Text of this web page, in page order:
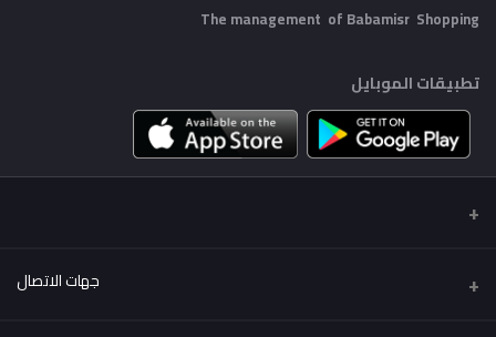
The management of Babamisr Shopping
تطبيقات الموبايل
جهات الاتصال